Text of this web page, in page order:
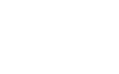
de YouTube
cuenta de Tumblr